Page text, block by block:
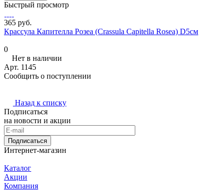
Быстрый просмотр
365 руб.
Крассула Капителла Розеа (Crassula Capitella Rosea) D5см
0
Нет в наличии
Арт. 1145
Сообщить о поступлении
Назад к списку
Подписаться
на новости и акции
Подписаться
Интернет-магазин
Каталог
Акции
Компания